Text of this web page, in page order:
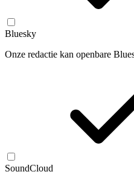
Bluesky
Onze redactie kan openbare
SoundCloud